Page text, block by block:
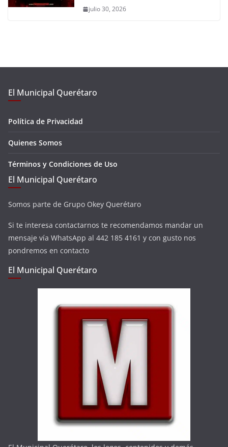
julio 30, 2026
El Municipal Querétaro
Política de Privacidad
Quienes Somos
Términos y Condiciones de Uso
El Municipal Querétaro
Somos parte de Grupo Okey Querétaro
Si te interesa contactarnos te recomendamos mandar un
mensaje vía WhatsApp al 442 185 4161 y con gusto nos
pondremos en contacto
El Municipal Querétaro